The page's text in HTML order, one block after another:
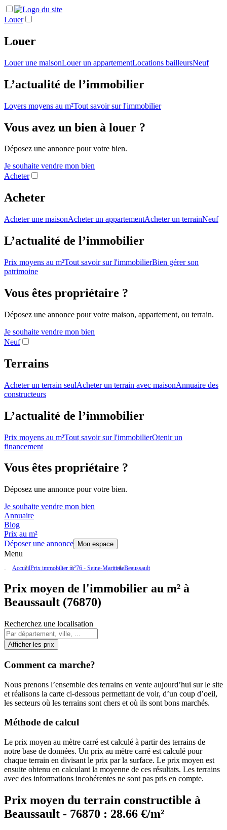
Louer
Louer
Louer une maisonLouer un appartementLocations bailleursNeuf
L’actualité de l’immobilier
Loyers moyens au m²Tout savoir sur l'immobilier
Vous avez un bien à louer ?
Déposez une annonce pour votre bien.
Je souhaite vendre mon bien
Acheter
Acheter
Acheter une maisonAcheter un appartementAcheter un terrainNeuf
L’actualité de l’immobilier
Prix moyens au m²Tout savoir sur l'immobilierBien gérer son
patrimoine
Vous êtes propriétaire ?
Déposez une annonce pour votre maison, appartement, ou terrain.
Je souhaite vendre mon bien
Neuf
Terrains
Acheter un terrain seulAcheter un terrain avec maisonAnnuaire des
constructeurs
L’actualité de l’immobilier
Prix moyens au m²Tout savoir sur l'immobilierOtenir un
financement
Vous êtes propriétaire ?
Déposez une annonce pour votre bien.
Je souhaite vendre mon bien
Annuaire
Blog
Prix au m²
Déposer une annonce
Mon espace
Menu
AccueilPrix immobilier m²76 - Seine-MaritimeBeaussault
Prix moyen de l'immobilier au m² à
Beaussault (76870)
Recherchez une localisation
Afficher les prix
Comment ca marche?
Nous prenons l’ensemble des terrains en vente aujourd’hui sur le site
et réalisons la carte ci-dessous permettant de voir, d’un coup d’oeil,
les secteurs où les terrains sont chers et où ils sont bons marchés.
Méthode de calcul
Le prix moyen au mètre carré est calculé à partir des terrains de
notre base de données. Un prix au mètre carré est calculé pour
chaque terrain en divisant le prix par la surface. Le prix moyen est
ensuite obtenu en calculant la moyenne de ces résultats. Les terrains
avec des informations incohérentes ne sont pas pris en compte.
Prix moyen du terrain constructible à
Beaussault - 76870 : 28.66 €/m²